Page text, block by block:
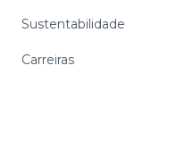
Sustentabilidade
Carreiras